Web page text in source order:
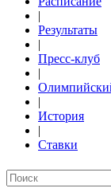
|
Результаты
|
Пресс-клуб
|
|
История
|
Ставки